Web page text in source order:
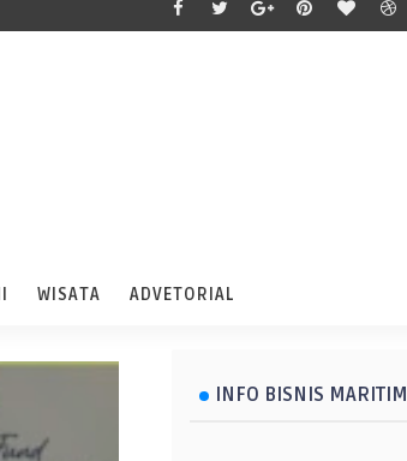
WISATA ADVETORIAL
INFO BISNIS MARITIM